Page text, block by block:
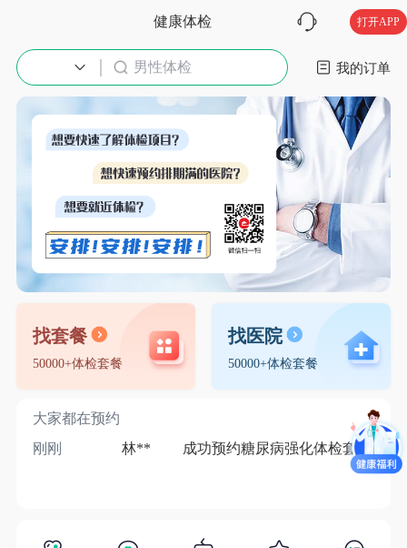
健康体检 打开APP
男性体检 入职体检 我的订单
找套餐
50000+体检套餐
找医院
50000+体检套餐
大家都在预约
刚刚
林** 成功预约糖尿病强化体检套餐 1分